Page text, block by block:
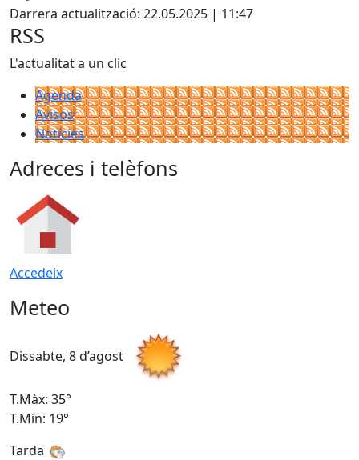
Darrera actualització: 22.05.2025 | 11:47
RSS
L'actualitat a un clic
Agenda
Avisos
Notícies
Adreces i telèfons
Accedeix
Meteo
Dissabte, 8 d’agost
T.Màx: 35°
T.Min: 19°
Tarda